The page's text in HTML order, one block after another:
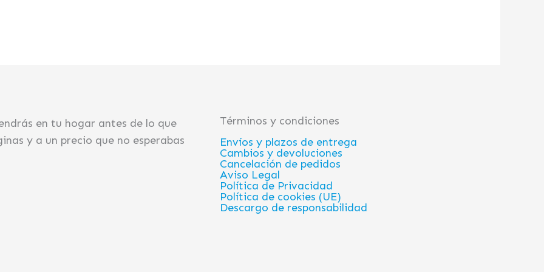
en tu hogar antes de lo que
y a un precio que no esperabas
Términos y condiciones
Envíos y plazos de entrega
Cambios y devoluciones
Cancelación de pedidos
Aviso Legal
Política de Privacidad
Política de cookies (UE)
Descargo de responsabilidad